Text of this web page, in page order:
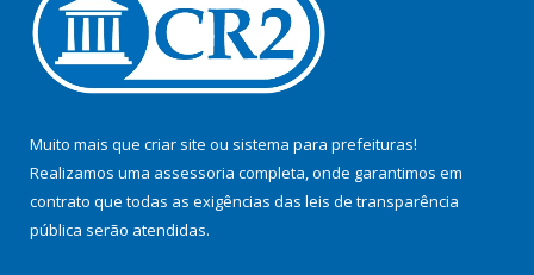
Muito mais que criar site ou sistema para prefeituras!
Realizamos uma assessoria completa, onde garantimos em
contrato que todas as exigências das leis de transparência
pública serão atendidas.